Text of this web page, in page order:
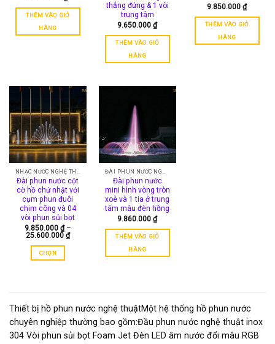
THÊM VÀO GIỎ
HÀNG
thẳng đứng & 1 vòi
trung tâm
9.650.000₫
THÊM VÀO GIỎ
HÀNG
9.850.000₫
THÊM VÀO GIỎ
HÀNG
NHẠC NƯỚC NGHỆ THUẬT
Đài phun nước cột
cờ hồ chứ nhật với
cụm phun đuôi
chim công và 04
vòi phun sủi bọt
9.850.000 ₫ –
25.600.000 ₫Khoảng
9.850.000 ₫
CHỌN
nhiều
biến
thể.
ĐÀI PHUN NƯỚC NGHỆ THUẬT
Đài phun nước
mini hình vòng tròn
xoè và 1 tia ở trung
tâm màu đèn hồng
9.860.000₫
THÊM VÀO GIỎ
HÀNG
Thiết bị hồ phun nước nghệ thuậtMột hệ thống hồ phun nước
chuyên nghiệp thường bao gồm:Đầu phun nước nghệ thuật inox
304 Vòi phun sủi bọt Foam Jet Đèn LED âm nước đổi màu RGB